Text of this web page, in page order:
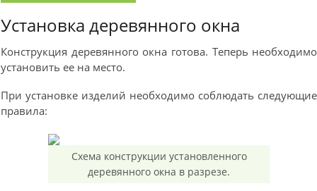
Установка деревянного окна
Конструкция деревянного окна готова. Теперь необходимо
установить ее на место.
При установке изделий необходимо соблюдать следующие
правила:
Схема конструкции установленного
деревянного окна в разрезе.